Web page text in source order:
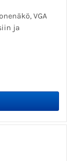
VGA
ja